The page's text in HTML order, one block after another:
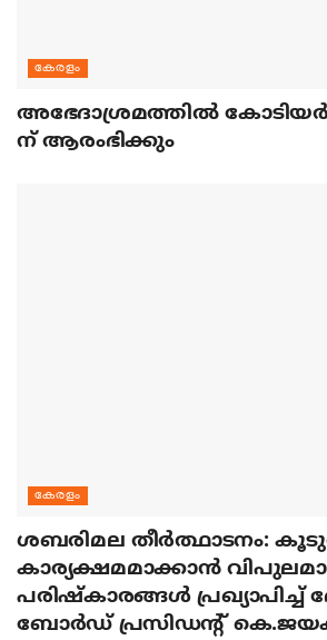
കേരളം
അഭേദാശ്രമത്തില്‍
ന് ആരംഭിക്കും
കേരളം
ശബരിമല തീര്‍ത്ഥാടനം:
കാര്യക്ഷമമാക്കാന്‍
പരിഷ്‌കാരങ്ങള്‍ പ്രഖ്യാപിച്ച്
ബോര്‍ഡ് പ്രസിഡന്റ്